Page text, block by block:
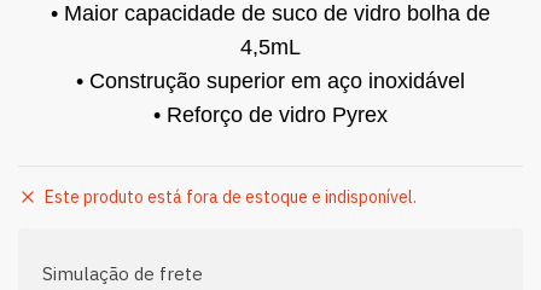
• Maior capacidade de suco de vidro bolha de
4,5mL
• Construção superior em aço inoxidável
• Reforço de vidro Pyrex
Este produto está fora de estoque e indisponível.
Simulação de frete